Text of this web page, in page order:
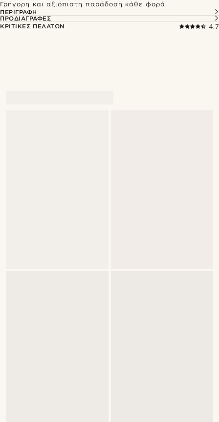
Γρήγορη και αξιόπιστη παράδοση κάθε φορά.
ΠΕΡΙΓΡΑΦΉ
ΠΡΟΔΙΑΓΡΑΦΈΣ
ΚΡΙΤΙΚΈΣ ΠΕΛΑΤΏΝ
4.7